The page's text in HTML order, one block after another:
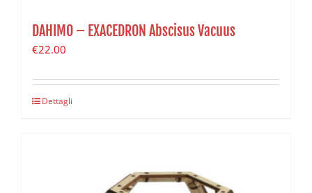
DAHIMO – EXACEDRON Abscisus Vacuus
€22.00
Dettagli